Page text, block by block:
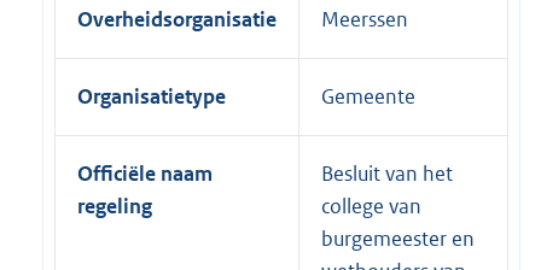
Overheidsorganisatie Meerssen
Organisatietype Gemeente
Officiële naam
regeling
Besluit van het
college van
burgemeester en